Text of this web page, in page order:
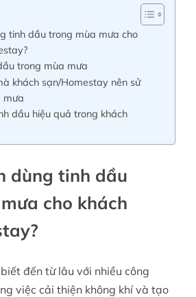
tinh dầu trong mùa mưa cho
trong mùa mưa
khách sạn/Homestay nên sử
mưa
dầu hiệu quả trong khách
dùng tinh dầu
cho khách
đến từ lâu với nhiều công
việc cải thiện không khí và tạo